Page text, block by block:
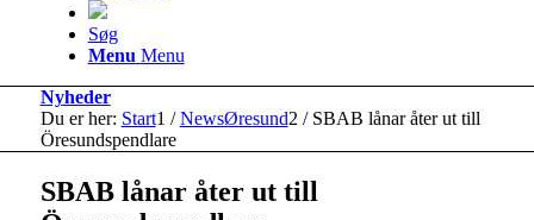
Søg
Menu Menu
Nyheder
Du er her: Start1 / NewsØresund2 / SBAB lånar åter ut till
Öresundspendlare
SBAB lånar åter ut till